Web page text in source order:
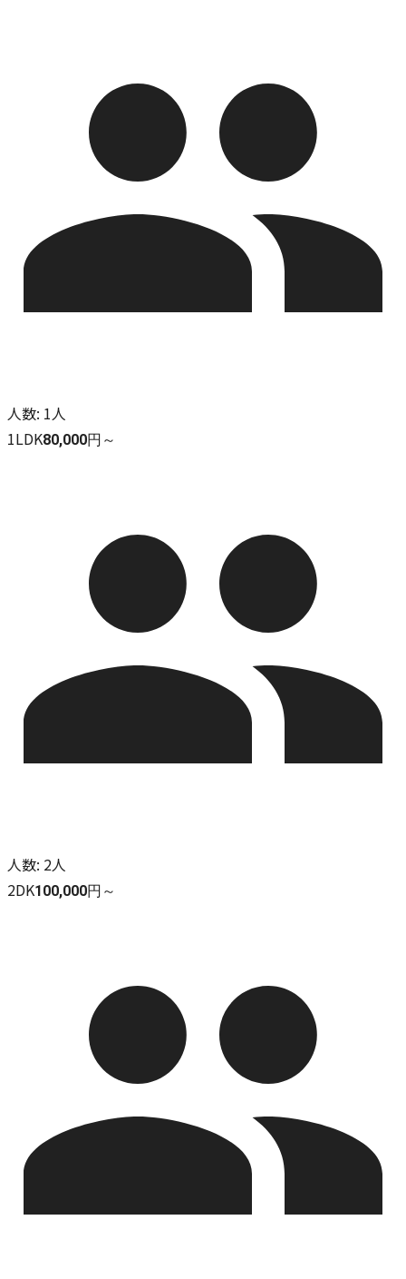
人数: 1人
1LDK80,000円～
人数: 2人
2DK100,000円～